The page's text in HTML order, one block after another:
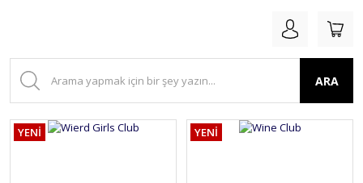
ARA
YENİ YENİ